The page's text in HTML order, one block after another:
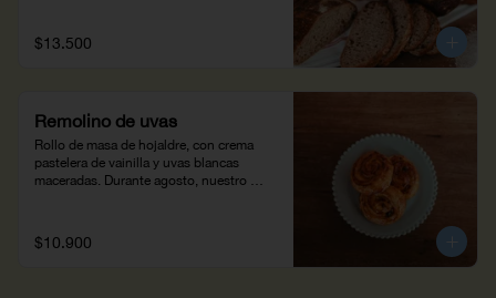
$13.500
Remolino de uvas
Rollo de masa de hojaldre, con crema
pastelera de vainilla y uvas blancas
maceradas. Durante agosto, nuestro
los deseos de niños con enfermedades
críticas
$10.900